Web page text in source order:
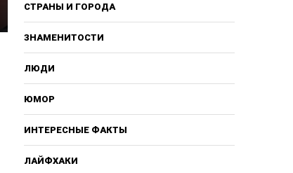
СТРАНЫ И ГОРОДА
ЗНАМЕНИТОСТИ
ЛЮДИ
ЮМОР
ИНТЕРЕСНЫЕ ФАКТЫ
ЛАЙФХАКИ